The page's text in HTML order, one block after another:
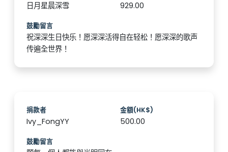
日月星晨深雪 929.00
鼓勵留言
祝深深生日快乐！愿深深活得自在轻松！愿深深的歌声
传遍全世界！
捐款者
Ivy_FongYY
金額(HK$)
500.00
鼓勵留言